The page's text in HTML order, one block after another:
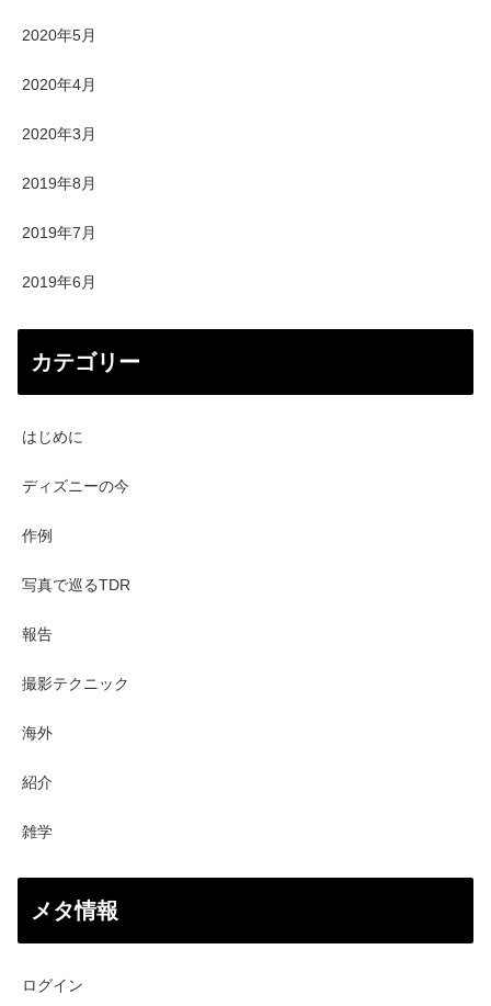
2020年5月
2020年4月
2020年3月
2019年8月
2019年7月
2019年6月
カテゴリー
はじめに
ディズニーの今
作例
写真で巡るTDR
報告
撮影テクニック
海外
紹介
雑学
メタ情報
ログイン